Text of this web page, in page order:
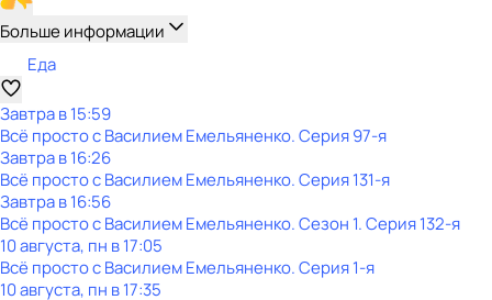
Больше информации
Еда
Завтра в 15:59
Всё просто с Василием Емельяненко. Серия 97-я
Завтра в 16:26
Всё просто с Василием Емельяненко. Серия 131-я
Завтра в 16:56
Всё просто с Василием Емельяненко. Сезон 1. Серия 132-я
10 августа, пн в 17:05
Всё просто с Василием Емельяненко. Серия 1-я
10 августа, пн в 17:35